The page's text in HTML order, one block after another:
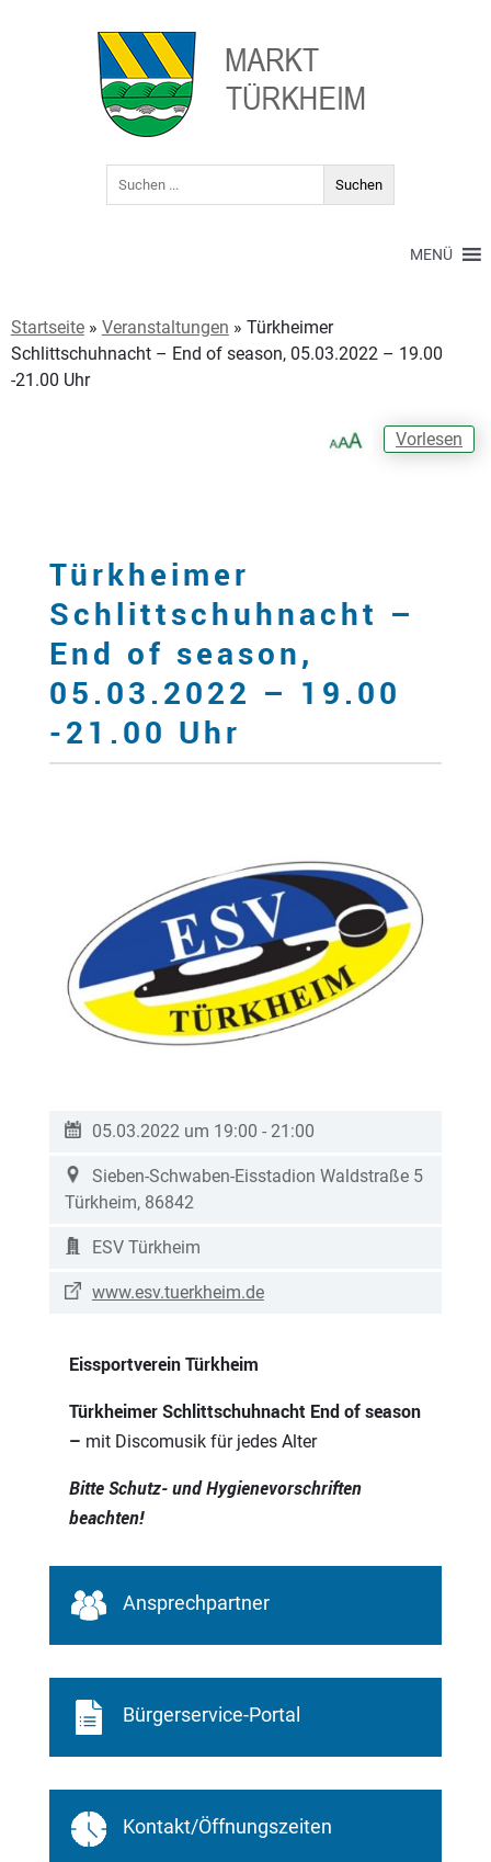
MENÜ
Startseite» Veranstaltungen » Türkheimer
Schlittschuhnacht – End of season, 05.03.2022 – 19.00
-21.00 Uhr
Vorlesen
Türkheimer
Schlittschuhnacht –
End of season,
05.03.2022 – 19.00
-21.00 Uhr
05.03.2022 um 19:00 - 21:00
Sieben-Schwaben-Eisstadion Waldstraße 5
Türkheim, 86842
ESV Türkheim
www.esv.tuerkheim.de
Eissportverein Türkheim
Türkheimer Schlittschuhnacht End of season
– mit Discomusik für jedes Alter
Bitte Schutz- und Hygienevorschriften
beachten!
Ansprechpartner
Bürgerservice-Portal
Kontakt/Öffnungszeiten